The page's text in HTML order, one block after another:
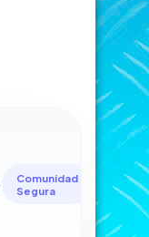
Comunidad
Segura